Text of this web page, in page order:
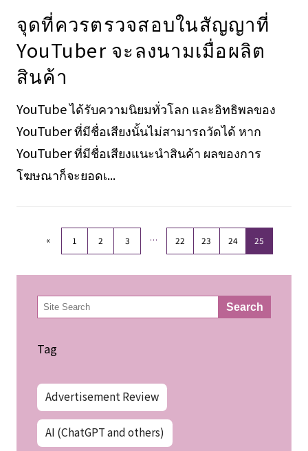
จุดที่ควรตรวจสอบในสัญญาที่
YouTuber จะลงนามเมื่อผลิต
สินค้า
YouTube ได้รับความนิยมทั่วโลก และอิทธิพลของ
YouTuber ที่มีชื่อเสียงนั้นไม่สามารถวัดได้ หาก
YouTuber ที่มีชื่อเสียงแนะนำสินค้า ผลของการ
โฆษณาก็จะยอดเ...
« 1 2 3 … 22 23 24 25
検
索 Search
Tag
Advertisement Review
AI (ChatGPT and others)